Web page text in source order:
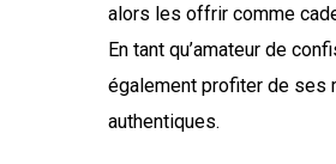
alors les offrir comme
En tant qu’amateur de
également profiter de ses
authentiques.